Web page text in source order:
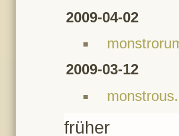
2009-04-02
2009-03-12
früher